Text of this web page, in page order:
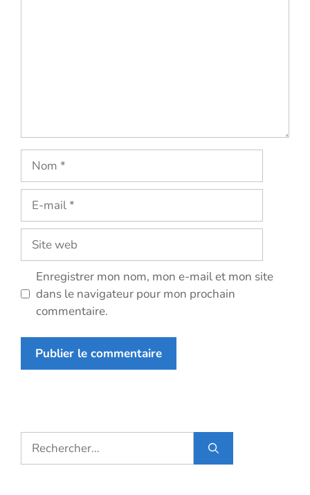
Nom
mail
Site
web
Enregistrer mon nom, mon e-mail et mon site
dans le navigateur pour mon prochain
commentaire.
Rechercher :